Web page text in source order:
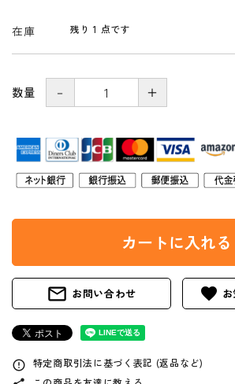
在庫 残り 1 点です
数量 － ＋
カートに入れる
mail_outline お問い合わせ favorite
error_outline 特定商取引法に基づく表記 (返品など)